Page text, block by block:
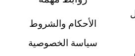
الأحكام والشروط
سياسة الخصوصية